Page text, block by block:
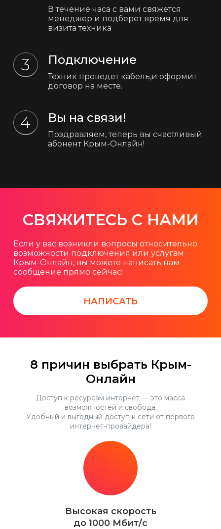
В течение часа с вами свяжется
менеджер и подберет время для
визита техника
Подключение
Техник проведет кабель,и оформит
договор на месте.
Вы на связи!
Поздравляем, теперь вы счастливый
абонент Крым-Онлайн!
СВЯЖИТЕСЬ С НАМИ
Если у вас возникли вопросы относительно
возможности подключения или услугам
Крым-Онлайн, вы можете написать нам
сообщение прямо сейчас!
НАПИСАТЬ
8 причин выбрать Крым-
Онлайн
Доступ к ресурсам интернет — это масса
возможностей и свобода.
Удобный и выгодный доступ к сети от первого
интернет-провайдера!
Высокая скорость
до 1000 Мбит/с